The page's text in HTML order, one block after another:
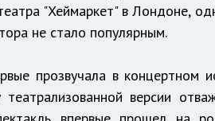
"Хеймаркет" в Лондоне,
не стало популярным.
прозвучала в концертном
версии